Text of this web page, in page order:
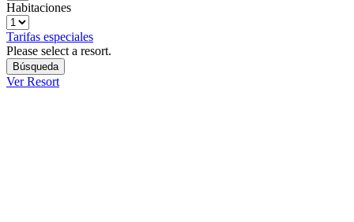
Habitaciones
Tarifas especiales
Please select a resort.
Ver Resort